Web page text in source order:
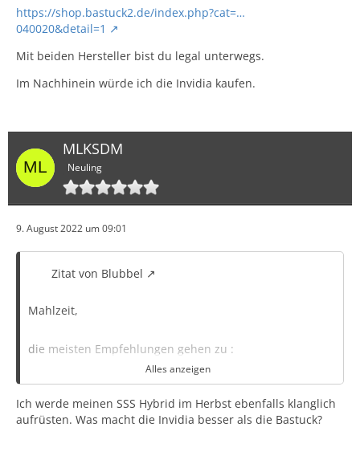
https://shop.bastuck2.de/index.php?cat=…
040020&detail=1
Mit beiden Hersteller bist du legal unterwegs.
Im Nachhinein würde ich die Invidia kaufen.
MLKSDM
Neuling
9. August 2022 um 09:01
Zitat von Blubbel
Mahlzeit,
die meisten Empfehlungen gehen zu :
https://www.invidia-sportauspuff.de/GTSPEC-CAT-BAC…
j17-140PS-129PS
Alles anzeigen
Ich werde meinen SSS Hybrid im Herbst ebenfalls klanglich
aufrüsten. Was macht die Invidia besser als die Bastuck?